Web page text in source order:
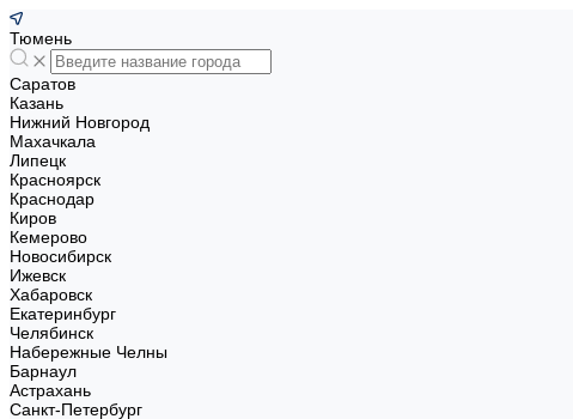
Тюмень
Саратов
Казань
Нижний Новгород
Махачкала
Липецк
Красноярск
Краснодар
Киров
Кемерово
Новосибирск
Ижевск
Хабаровск
Екатеринбург
Челябинск
Набережные Челны
Барнаул
Астрахань
Санкт-Петербург